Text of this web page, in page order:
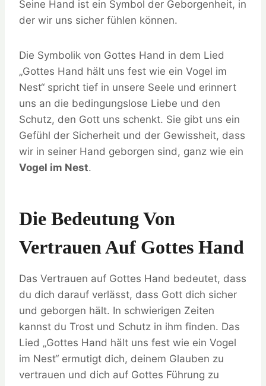
Seine Hand ist ein Symbol der Geborgenheit, in
der wir uns sicher fühlen können.
Die Symbolik von Gottes Hand in dem Lied
„Gottes Hand hält uns fest wie ein Vogel im
Nest“ spricht tief in unsere Seele und erinnert
uns an die bedingungslose Liebe und den
Schutz, den Gott uns schenkt. Sie gibt uns ein
Gefühl der Sicherheit und der Gewissheit, dass
wir in seiner Hand geborgen sind, ganz wie ein
Vogel im Nest.
Die Bedeutung Von
Vertrauen Auf Gottes Hand
Das Vertrauen auf Gottes Hand bedeutet, dass
du dich darauf verlässt, dass Gott dich sicher
und geborgen hält. In schwierigen Zeiten
kannst du Trost und Schutz in ihm finden. Das
Lied „Gottes Hand hält uns fest wie ein Vogel
im Nest“ ermutigt dich, deinem Glauben zu
vertrauen und dich auf Gottes Führung zu